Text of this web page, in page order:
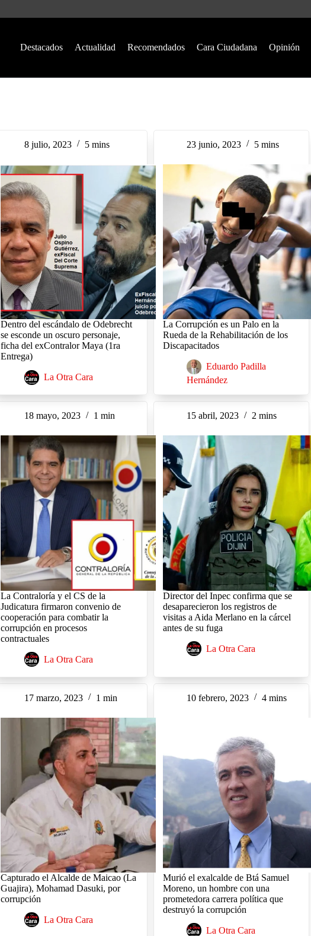
Destacados Actualidad Recomendados Cara Ciudadana Opinión
8 julio, 2023 5 mins
Dentro del escándalo de Odebrecht
se esconde un oscuro personaje,
ficha del exContralor Maya (1ra
Entrega)
La Otra Cara
23 junio, 2023 5 mins
La Corrupción es un Palo en la
Rueda de la Rehabilitación de los
Discapacitados
Eduardo Padilla
Hernández
18 mayo, 2023 1 min
La Contraloría y el CS de la
Judicatura firmaron convenio de
cooperación para combatir la
corrupción en procesos
contractuales
La Otra Cara
15 abril, 2023 2 mins
Director del Inpec confirma que se
desaparecieron los registros de
visitas a Aida Merlano en la cárcel
antes de su fuga
La Otra Cara
17 marzo, 2023 1 min
Capturado el Alcalde de Maicao (La
Guajira), Mohamad Dasuki, por
corrupción
La Otra Cara
10 febrero, 2023 4 mins
Murió el exalcalde de Btá Samuel
Moreno, un hombre con una
prometedora carrera política que
destruyó la corrupción
La Otra Cara